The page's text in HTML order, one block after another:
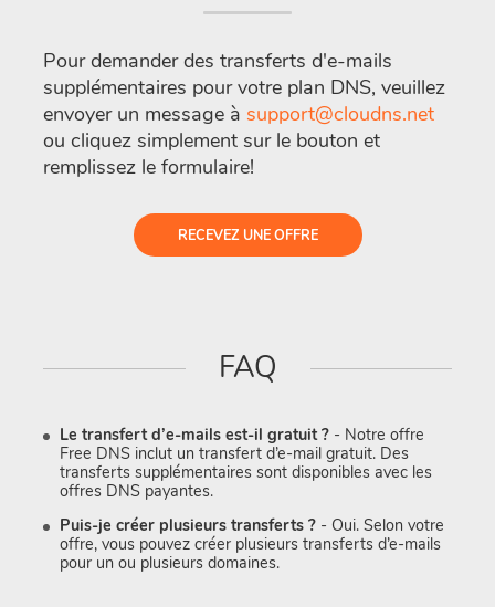
Pour demander des transferts d'e-mails
supplémentaires pour votre plan DNS, veuillez
envoyer un message à support@cloudns.net
ou cliquez simplement sur le bouton et
remplissez le formulaire!
RECEVEZ UNE OFFRE
FAQ
Le transfert d’e-mails est-il gratuit ? - Notre offre
Free DNS inclut un transfert d’e-mail gratuit. Des
transferts supplémentaires sont disponibles avec les
offres DNS payantes.
Puis-je créer plusieurs transferts ? - Oui. Selon votre
offre, vous pouvez créer plusieurs transferts d’e-mails
pour un ou plusieurs domaines.